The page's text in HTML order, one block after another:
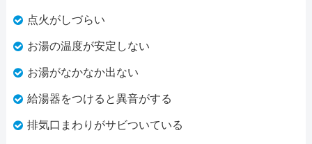
点火がしづらい
お湯の温度が安定しない
お湯がなかなか出ない
給湯器をつけると異音がする
排気口まわりがサビついている